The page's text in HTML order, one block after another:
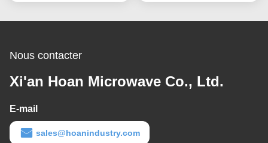
Nous contacter
Xi'an Hoan Microwave Co., Ltd.
E-mail
sales@hoanindustry.com